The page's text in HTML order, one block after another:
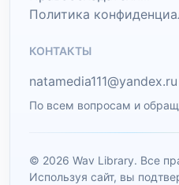
Политика
КОНТАКТЫ
natamedia111@yandex.ru
По всем вопросам и
© 2026 Wav Library. Все
Используя сайт, вы